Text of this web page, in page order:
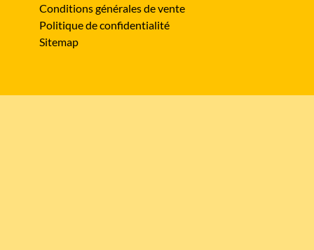
Conditions générales de vente
Politique de confidentialité
Sitemap